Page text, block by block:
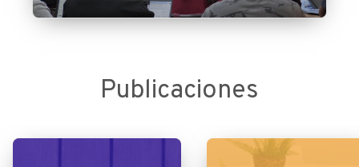
Publicaciones